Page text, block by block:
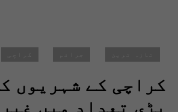
کراچی کے شہریوں
بڑی تعداد میں